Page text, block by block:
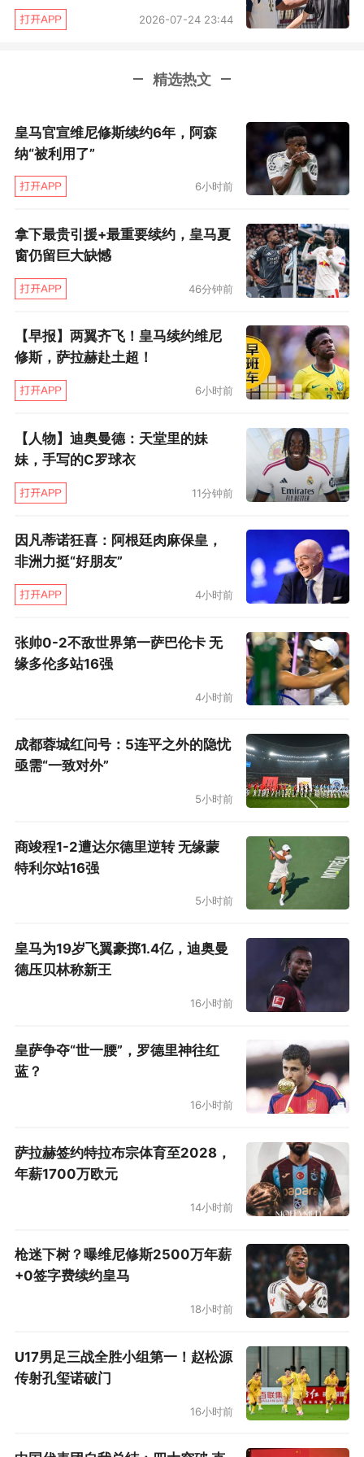
包括1比0击败西班牙的决赛中右路突破传中帮助
一年前的里约奥运会上，托利安也在右边卫位置
海姆，托利安主要踢左路，而且至今未能赢得主
力位置，并非俱乐部的非卖品。何况托利安与霍
芬海姆的合同只剩下一年，预计500万欧元左右
应该没有太大难度。
拜仁监事会主席赫内斯对此次亚洲之行的安排表达了一定不满。
新加坡与切尔西的比赛，人们其实更担心的不是
拜仁继续输球，而是出现下一个伤病员。幸运的
是，拜仁不仅发挥出色，踢了不到半个小时就以3
比0遥遥领先，而且出场球员都毫发无损。明晚拜
仁还要与国际米兰过招，之后就会启程回国。
7月16日从慕尼黑启程，28日回到慕尼黑，
赛，还有一系列训练和海量商业活动，安排实在
太过紧密了。不少人都担心，经历舟车劳顿的亚
洲之行，拜仁的季前备战计划会彻底乱套。特别
是在深圳0比4惨败给AC米兰之后，拜仁球员那种
疲乏的状态令人忧心。对此，就连监事会主席赫
内斯也坐不住了，指出会在俱乐部内部检讨此次
出访。但是否必须在12天内踢4场比赛，而且还
要去到另一个国家，则肯定要做检讨。”
着他不满意此次亚洲之行的安排，他不能容忍商
业活动损害竞技利益。《踢球者》杂志记者穆尼
尔·齐图尼透露，赫内斯这番话在拜仁市场部和赞
是拜仁高层里那个最精明的商人，从球员时代到
经理时代再到如今坐在主席位置，他一直都非常
清楚这类商业旅行的意义。所以，中国球迷完全
只是新加坡和东南亚球迷。毕竟中国和美国是拜
仁目前最重要的两个海外市场。如无意外，拜仁
在未来一段时间内，依旧会保持着一年去美国、
一年去中国的节奏。
7月25日晚，拜仁在新加坡3比2战胜切尔西，总算收获亚洲之行首
胜。
回国之后，拜仁的季前安排依旧非常紧张。8
月1日与2日就会在主场迎来一年一度的奥迪杯，
半决赛对手是克洛普执教的利物浦。到了8月5
赛——德国超级杯，在伊杜纳信号公园对阵德国
杯冠军多特蒙德。
2026-07-24 23:44
精选热文
皇马官宣维尼修斯续约6年，阿森
纳“被利用了”
6小时前
拿下最贵引援+最重要续约，皇马夏
窗仍留巨大缺憾
46分钟前
【早报】两翼齐飞！皇马续约维尼
修斯，萨拉赫赴土超！
6小时前
【人物】迪奥曼德：天堂里的妹
妹，手写的C罗球衣
11分钟前
因凡蒂诺狂喜：阿根廷肉麻保皇，
非洲力挺“好朋友”
4小时前
张帅0-2不敌世界第一萨巴伦卡 无
缘多伦多站16强
4小时前
成都蓉城红问号：5连平之外的隐忧
亟需“一致对外”
5小时前
商竣程1-2遭达尔德里逆转 无缘蒙
特利尔站16强
5小时前
皇马为19岁飞翼豪掷1.4亿，迪奥曼
德压贝林称新王
16小时前
皇萨争夺“世一腰”，罗德里神往红
蓝？
16小时前
萨拉赫签约特拉布宗体育至2028，
年薪1700万欧元
14小时前
枪迷下树？曝维尼修斯2500万年薪
+0签字费续约皇马
18小时前
U17男足三战全胜小组第一！赵松源
传射孔玺诺破门
16小时前